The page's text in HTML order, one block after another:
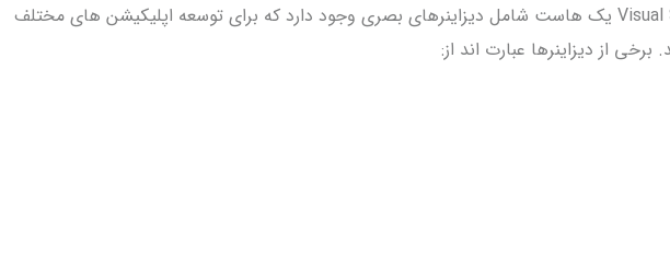
. در Visual Studio یک هاست شامل دیزاینرهای بصری وجود دارد که برای توسعه اپلیکیشن های مختلف
برخی از دیزاینرها عبارت اند از: